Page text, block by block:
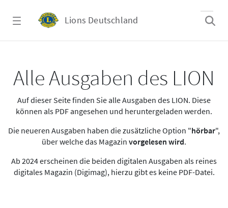
Lions Deutschland
Alle Ausgaben des LION
Auf dieser Seite finden Sie alle Ausgaben des LION. Diese
können als PDF angesehen und heruntergeladen werden.
Die neueren Ausgaben haben die zusätzliche Option "hörbar",
über welche das Magazin vorgelesen wird.
Ab 2024 erscheinen die beiden digitalen Ausgaben als reines
digitales Magazin (Digimag), hierzu gibt es keine PDF-Datei.